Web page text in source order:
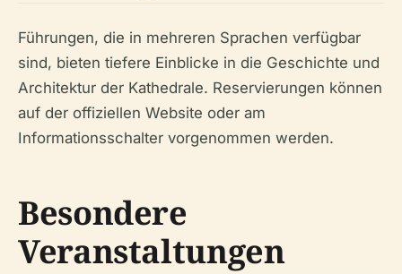
Führungen, die in mehreren Sprachen verfügbar
sind, bieten tiefere Einblicke in die Geschichte und
Architektur der Kathedrale. Reservierungen können
auf der offiziellen Website oder am
Informationsschalter vorgenommen werden.
Besondere
Veranstaltungen